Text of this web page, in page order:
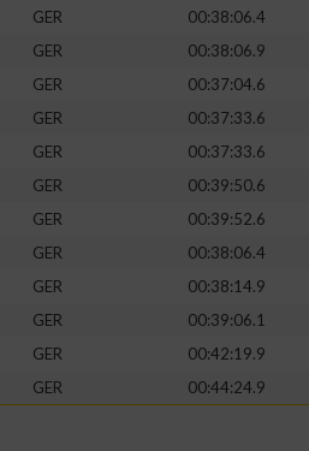
GER
00:38:06.4
GER
00:38:06.9
GER 00:37:04.6
GER
00:37:33.6
GER
00:37:33.6
GER
00:39:50.6
GER
00:39:52.6
GER 00:38:06.4
GER
00:38:14.9
GER
00:39:06.1
GER
00:42:19.9
GER 00:44:24.9